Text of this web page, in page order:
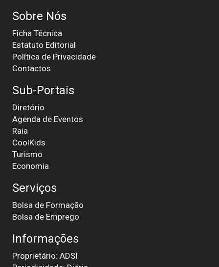
Sobre Nós
Ficha Técnica
Estatuto Editorial
Política de Privacidade
Contactos
Sub-Portais
Diretório
Agenda de Eventos
Raia
CoolKids
Turismo
Economia
Serviços
Bolsa de Formação
Bolsa de Emprego
Informações
Proprietário: ADSI